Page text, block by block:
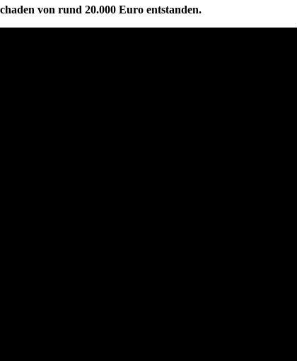
von rund 20.000 Euro entstanden.